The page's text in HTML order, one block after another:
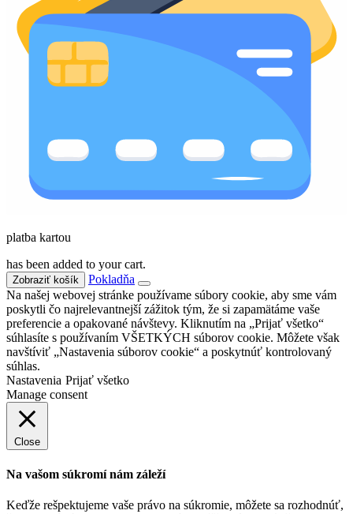
platba kartou
has been added to your cart.
Zobraziť košík
Pokladňa
Na našej webovej stránke používame súbory cookie, aby sme vám
poskytli čo najrelevantnejší zážitok tým, že si zapamätáme vaše
preferencie a opakované návštevy. Kliknutím na „Prijať všetko“
súhlasíte s používaním VŠETKÝCH súborov cookie. Môžete však
navštíviť „Nastavenia súborov cookie“ a poskytnúť kontrolovaný
súhlas.
Nastavenia Prijať všetko
Manage consent
Close
Na vašom súkromí nám záleží
Keďže rešpektujeme vaše právo na súkromie, môžete sa rozhodnúť,